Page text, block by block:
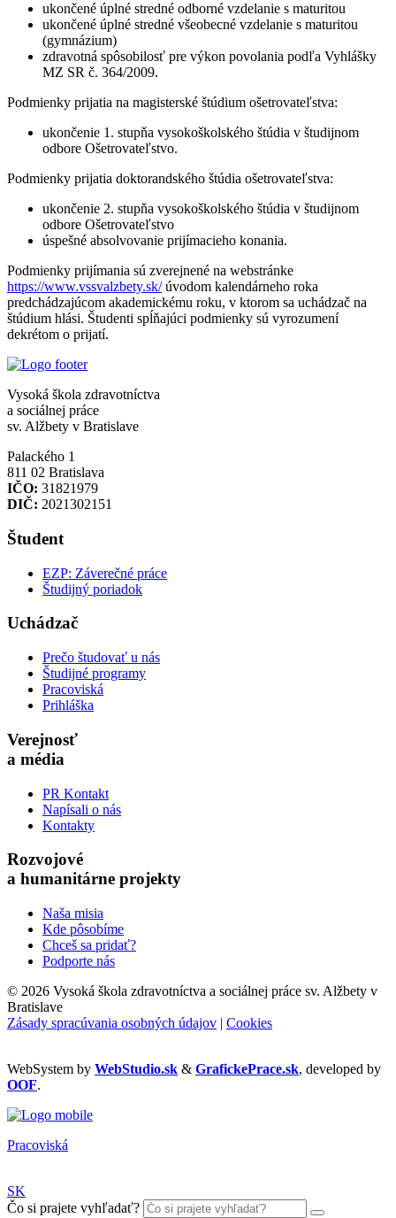
ukončené úplné stredné odborné vzdelanie s maturitou
ukončené úplné stredné všeobecné vzdelanie s maturitou
(gymnázium)
zdravotná spôsobilosť pre výkon povolania podľa Vyhlášky
MZ SR č. 364/2009.
Podmienky prijatia na magisterské štúdium ošetrovateľstva:
ukončenie 1. stupňa vysokoškolského štúdia v študijnom
odbore Ošetrovateľstvo.
Podmienky prijatia doktorandského štúdia ošetrovateľstva:
ukončenie 2. stupňa vysokoškolského štúdia v študijnom
odbore Ošetrovateľstvo
úspešné absolvovanie prijímacieho konania.
Podmienky prijímania sú zverejnené na webstránke
https://www.vssvalzbety.sk/úvodom kalendárneho roka
predchádzajúcom akademickému roku, v ktorom sa uchádzač na
štúdium hlási. Študenti spĺňajúci podmienky sú vyrozumení
dekrétom o prijatí.
Vysoká škola zdravotníctva
a sociálnej práce
sv. Alžbety v Bratislave
Palackého 1
811 02 Bratislava
IČO: 31821979
DIČ: 2021302151
Študent
EZP: Záverečné práce
Študijný poriadok
Uchádzač
Prečo študovať u nás
Študijné programy
Pracoviská
Prihláška
Verejnosť
a média
PR Kontakt
Napísali o nás
Kontakty
Rozvojové
a humanitárne projekty
Naša misia
Kde pôsobíme
Chceš sa pridať?
Podporte nás
© 2026 Vysoká škola zdravotníctva a sociálnej práce sv. Alžbety v
Bratislave
Zásady spracúvania osobných údajov | Cookies
WebSystem by WebStudio.sk & GrafickePrace.sk, developed by
OOF.
Pracoviská
SK
Čo si prajete vyhľadať?